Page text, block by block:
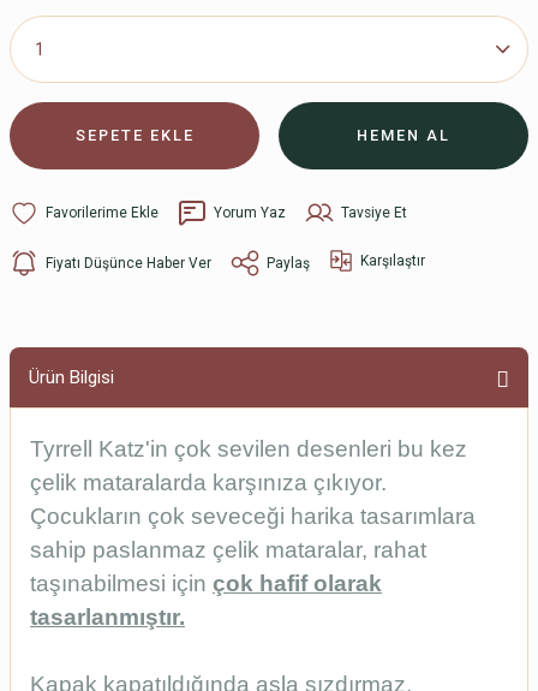
SEPETE EKLE HEMEN AL
Yorum Yaz Tavsiye Et
Fiyatı Düşünce Haber Ver Paylaş Karşılaştır
Ürün Bilgisi
Tyrrell Katz'in çok sevilen desenleri bu kez
çelik mataralarda karşınıza çıkıyor.
Çocukların çok seveceği harika tasarımlara
sahip paslanmaz çelik mataralar, rahat
taşınabilmesi için çok hafif olarak
tasarlanmıştır.
Kapak kapatıldığında asla sızdırmaz.